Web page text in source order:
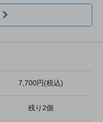
7,700円(税込)
残り2個